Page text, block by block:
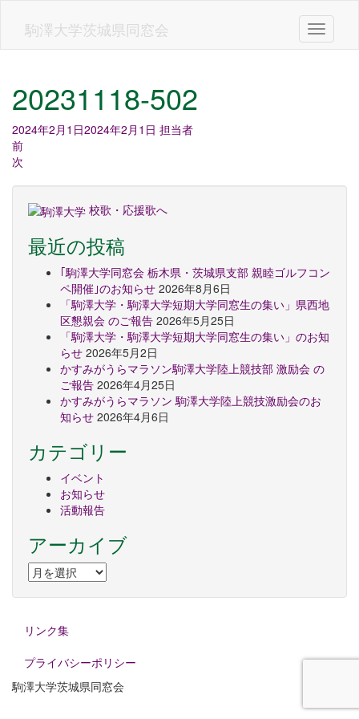
駒澤大学茨城県同窓会 Toggle
20231118-502
2024年2月1日2024年2月1日 担当者
前
次
校歌・応援歌へ
最近の投稿
｢駒澤大学同窓会 栃木県・茨城県支部 親睦ゴルフコン
ペ開催｣のお知らせ 2026年8月6日
「駒澤大学・駒澤大学短期大学同窓生の集い」県西地
区懇親会 のご報告 2026年5月25日
「駒澤大学・駒澤大学短期大学同窓生の集い」のお知
らせ 2026年5月2日
かすみがうらマラソン駒澤大学陸上競技部 激励会 の
ご報告 2026年4月25日
かすみがうらマラソン 駒澤大学陸上競技激励会のお
知らせ 2026年4月6日
カテゴリー
イベント
お知らせ
活動報告
アーカイブ
ア
ー
カ
ブ
リンク集
プライバシーポリシー
駒澤大学茨城県同窓会